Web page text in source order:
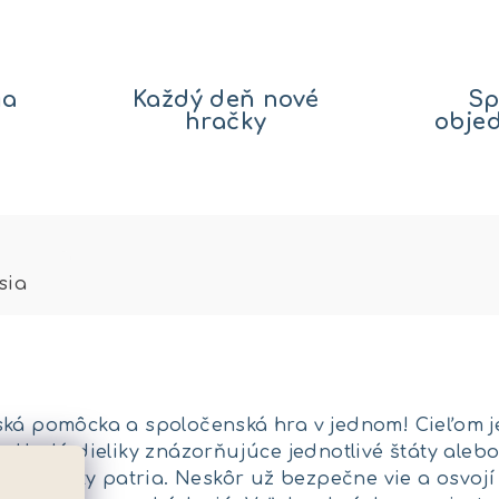
Každý deň nové
hračky
pomôcka a spoločenská hra v jednom!
dieliky znázorňujúce jednotlivé štáty
dieliky patria. Neskôr už bezpečne vie a